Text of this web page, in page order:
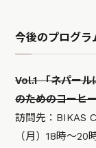
今後のプログラ
Vol.1 「ネパール
のためのコーヒ
訪問先：BIKAS
（月）18時～